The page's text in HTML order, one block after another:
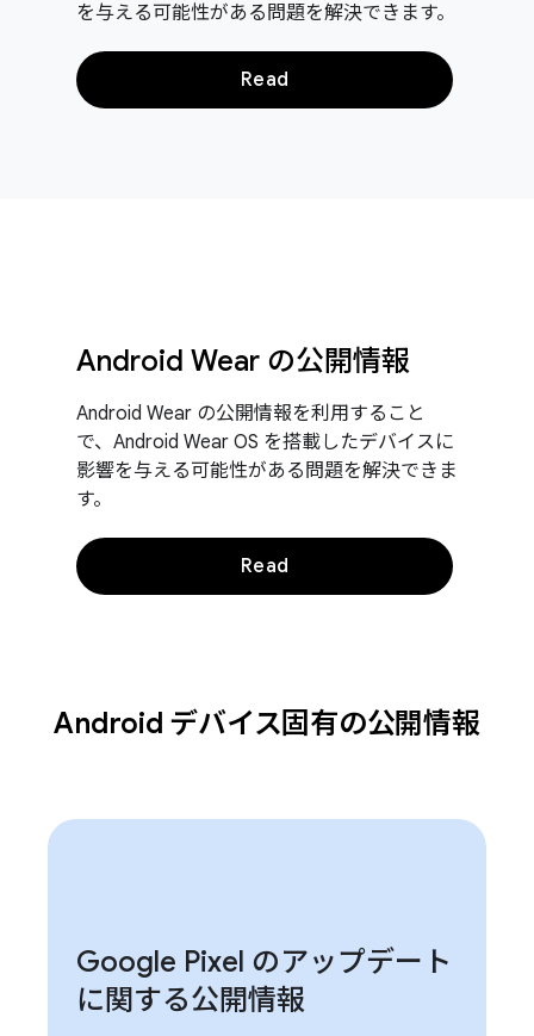
を与える可能性がある問題を解決できます。
Read
Android Wear の公開情報
Android Wear の公開情報を利用すること
で、Android Wear OS を搭載したデバイスに
影響を与える可能性がある問題を解決できま
す。
Read
Android デバイス固有の公開情報
Google Pixel のアップデート
に関する公開情報